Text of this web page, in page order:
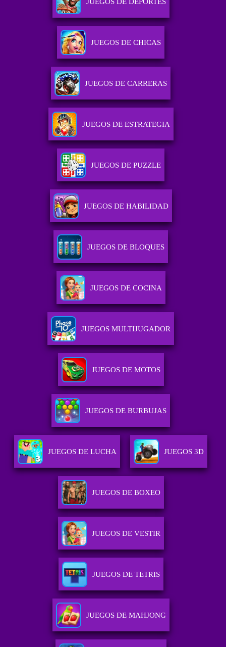
JUEGOS DE DEPORTES
JUEGOS DE CHICAS
JUEGOS DE CARRERAS
JUEGOS DE ESTRATEGIA
JUEGOS DE PUZZLE
JUEGOS DE HABILIDAD
JUEGOS DE BLOQUES
JUEGOS DE COCINA
JUEGOS MULTIJUGADOR
JUEGOS DE MOTOS
JUEGOS DE BURBUJAS
JUEGOS DE LUCHA JUEGOS 3D
JUEGOS DE BOXEO
JUEGOS DE VESTIR
JUEGOS DE TETRIS
JUEGOS DE MAHJONG